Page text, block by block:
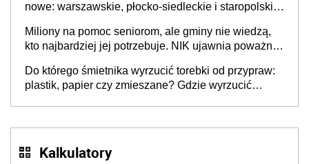
nowe: warszawskie, płocko-siedleckie i staropolskie.
stołecznych
Miliony na pomoc seniorom, ale gminy nie wiedzą,
kto najbardziej jej potrzebuje. NIK ujawnia poważną
Do którego śmietnika wyrzucić torebki od przypraw:
plastik, papier czy zmieszane? Gdzie wyrzucić
Kalkulatory